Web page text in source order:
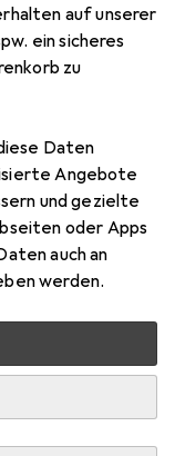
auf unserer
ein sicheres
zu
Daten
Angebote
und gezielte
oder Apps
auch an
werden.
gezopft